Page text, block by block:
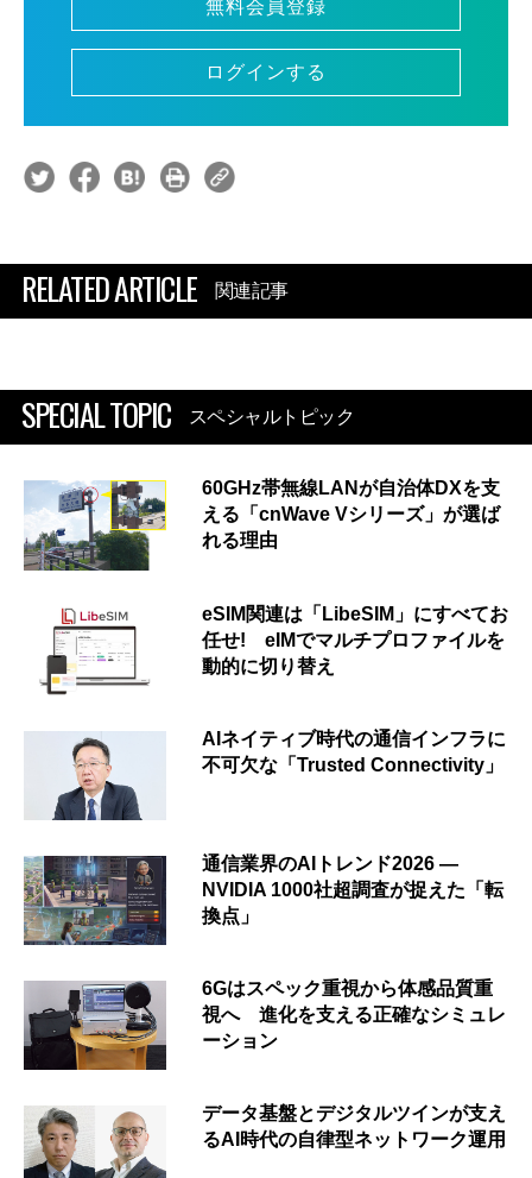
無料会員登録
ログインする
RELATED ARTICLE 関連記事
SPECIAL TOPIC スペシャルトピック
60GHz帯無線LANが自治体DXを支
える「cnWave Vシリーズ」が選ば
れる理由
eSIM関連は「LibeSIM」にすべてお
任せ! eIMでマルチプロファイルを
動的に切り替え
AIネイティブ時代の通信インフラに
不可欠な「Trusted Connectivity」
通信業界のAIトレンド2026 ―
NVIDIA 1000社超調査が捉えた「転
換点」
6Gはスペック重視から体感品質重
視へ 進化を支える正確なシミュレ
ーション
データ基盤とデジタルツインが支え
るAI時代の自律型ネットワーク運用